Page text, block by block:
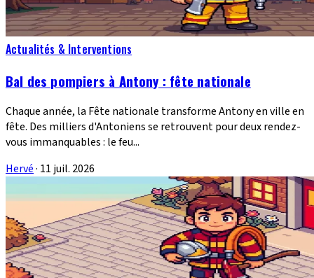
Actualités & Interventions
Bal des pompiers à Antony : fête nationale
Chaque année, la Fête nationale transforme Antony en ville en
fête. Des milliers d'Antoniens se retrouvent pour deux rendez-
vous immanquables : le feu...
Hervé· 11 juil. 2026